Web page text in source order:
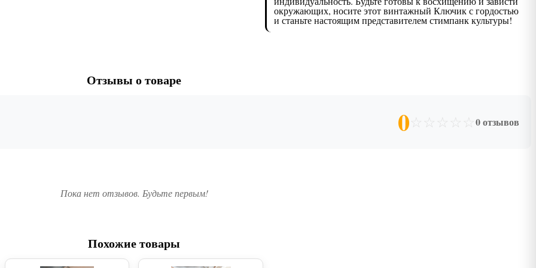
окружающих, носите этот винтажный Ключик с гордостью
и станьте настоящим представителем стимпанк культуры!
Отзывы о товаре
0 ☆ ☆ ☆ ☆ ☆ 0 отзывов
Пока нет отзывов. Будьте первым!
Похожие товары